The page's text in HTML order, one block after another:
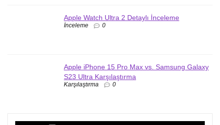
Apple Watch Ultra 2 Detaylı İnceleme
İnceleme 0
Apple iPhone 15 Pro Max vs. Samsung Galaxy
S23 Ultra Karşılaştırma
Karşılaştırma 0